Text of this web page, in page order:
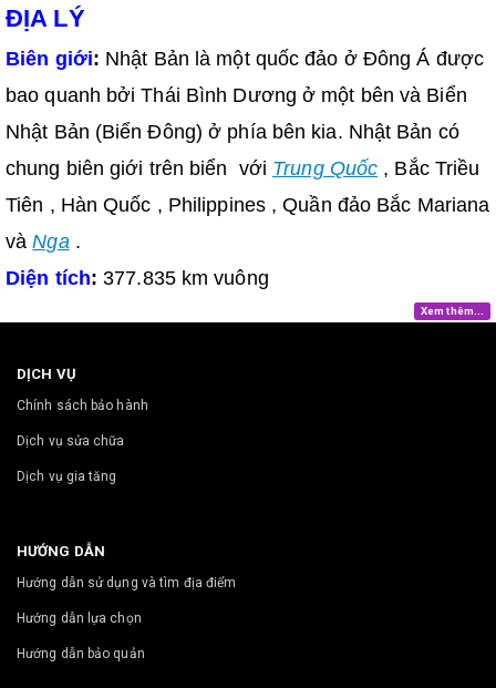
ĐỊA LÝ
Biên giới: Nhật Bản là một quốc đảo ở Đông Á được
bao quanh bởi Thái Bình Dương ở một bên và Biển
Nhật Bản (Biển Đông) ở phía bên kia. Nhật Bản có
chung biên giới trên biển với Trung Quốc , Bắc Triều
Tiên , Hàn Quốc , Philippines , Quần đảo Bắc Mariana
vàNga .
Diện tích: 377.835 km vuông
Xem thêm...
DỊCH VỤ
Chính sách bảo hành
Dịch vụ sửa chữa
Dịch vụ gia tăng
HƯỚNG DẪN
Hướng dẫn sử dụng và tìm địa điểm
Hướng dẫn lựa chọn
Hướng dẫn bảo quản